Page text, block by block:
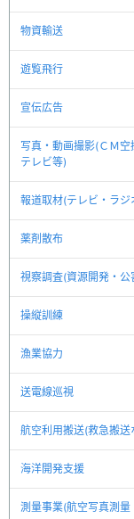
物資輸送
遊覧飛行
宣伝広告
写真・動画撮影(ＣＭ空
テレビ等)
報道取材(テレビ・ラジ
薬剤散布
視察調査(資源開発・公
操縦訓練
漁業協力
送電線巡視
航空利用搬送(救急搬送
海洋開発支援
測量事業(航空写真測量